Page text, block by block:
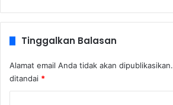
Tinggalkan Balasan
Alamat email Anda tidak akan dipublikasikan.
ditandai *